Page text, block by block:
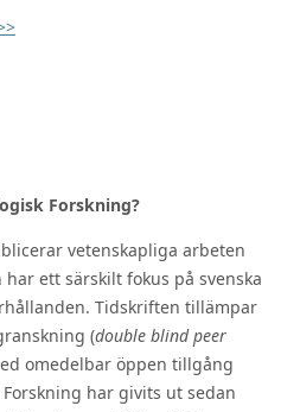
Forskning?
vetenskapliga arbeten
ett särskilt fokus på svenska
Tidskriften tillämpar
(double blind peer
omedelbar öppen tillgång
Forskning har givits ut sedan